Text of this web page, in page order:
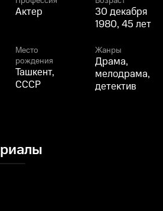
Агишева
Актер
30 декабря
1980, 45 лет
Место
рождения
Ташкент,
СССР
Жанры
Драма,
мелодрама,
детектив